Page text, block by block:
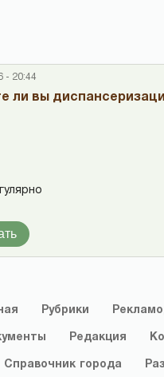
- 20:44
ли вы
Рубрики
Редакция
Справочник города